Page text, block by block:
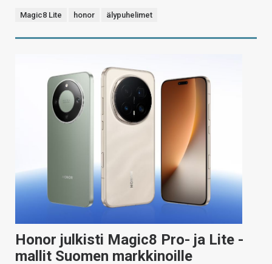
Magic8 Lite honor älypuhelimet
Honor julkisti Magic8 Pro- ja Lite -
mallit Suomen markkinoille